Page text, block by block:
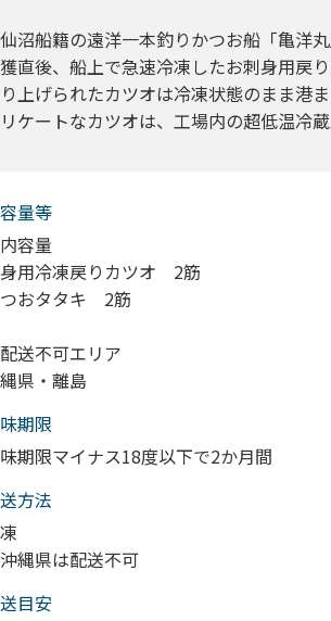
沼船籍の遠洋一本釣りかつお船「亀洋丸
直後、船上で急速冷凍したお刺身用戻
上げられたカツオは冷凍状態のまま港
ケートなカツオは、工場内の超低温冷
量等
容量
用冷凍戻りカツオ 2筋
おタタキ 2筋
送不可エリア
県・離島
期限
期限マイナス18度以下で2か月間
⽅法
縄県は配送不可
目安